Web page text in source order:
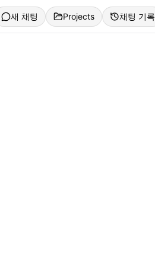
새 채팅 Projects 채팅 기록